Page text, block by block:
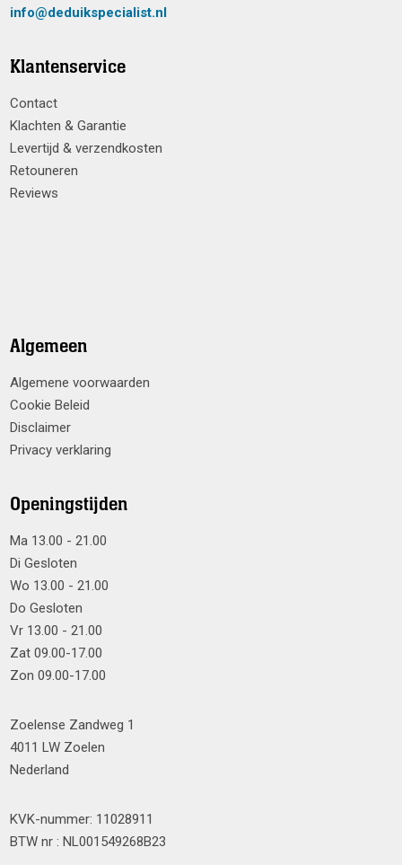
info@deduikspecialist.nl
Klantenservice
Contact
Klachten & Garantie
Levertijd & verzendkosten
Retouneren
Reviews
Algemeen
Algemene voorwaarden
Cookie Beleid
Disclaimer
Privacy verklaring
Openingstijden
Ma 13.00 - 21.00
Di Gesloten
Wo 13.00 - 21.00
Do Gesloten
Vr 13.00 - 21.00
Zat 09.00-17.00
Zon 09.00-17.00
Zoelense Zandweg 1
4011 LW Zoelen
Nederland
KVK-nummer: 11028911
BTW nr : NL001549268B23